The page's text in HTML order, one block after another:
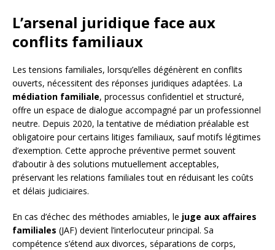
L’arsenal juridique face aux
conflits familiaux
Les tensions familiales, lorsqu’elles dégénèrent en conflits
ouverts, nécessitent des réponses juridiques adaptées. La
médiation familiale, processus confidentiel et structuré,
offre un espace de dialogue accompagné par un professionnel
neutre. Depuis 2020, la tentative de médiation préalable est
obligatoire pour certains litiges familiaux, sauf motifs légitimes
d’exemption. Cette approche préventive permet souvent
d’aboutir à des solutions mutuellement acceptables,
préservant les relations familiales tout en réduisant les coûts
et délais judiciaires.
En cas d’échec des méthodes amiables, le juge aux affaires
familiales (JAF) devient l’interlocuteur principal. Sa
compétence s’étend aux divorces, séparations de corps,